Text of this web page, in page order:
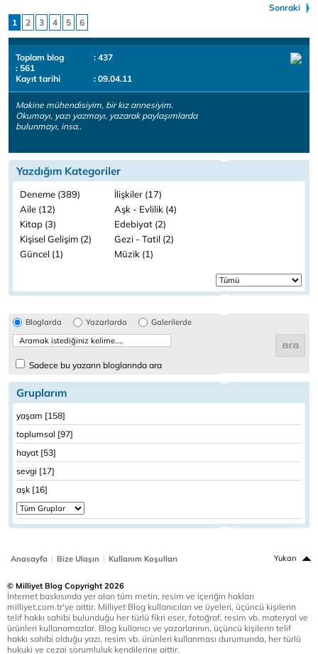
Sonraki
1
2 3 4 5 6
Toplam blog
: 437
: 561
Kayıt tarihi
: 09.04.11
Makine mühendisiyim, bir kız annesiyim.
Okumayı, yazı yazmayı, yazarak paylaşımlarda
bulunmayı, insa..
Yazdığım Kategoriler
Deneme (389)
İlişkiler (17)
Aile (12)
Aşk - Evlilik (4)
Kitap (3)
Edebiyat (2)
Kişisel Gelişim (2)
Gezi - Tatil (2)
Güncel (1)
Müzik (1)
Bloglarda Yazarlarda Galerilerde
Sadece bu yazarın bloglarında ara
Gruplarım
yaşam [158]
toplumsal [97]
hayat [53]
sevgi [17]
aşk [16]
Anasayfa | Bize Ulaşın | Kullanım Koşulları Yukarı
© Milliyet Blog Copyright 2026
İnternet baskısında yer alan tüm metin, resim ve içeriğin hakları
milliyet.com.tr'ye aittir. Milliyet Blog kullanıcıları ve üyeleri, üçüncü kişilerin
telif hakkı sahibi bulunduğu her türlü fikri eser, fotoğraf, resim vb. materyal ve
ürünleri kullanamazlar. Blog kullanıcı ve yazarlarının, üçüncü kişilerin telif
hakkı sahibi olduğu yazı, resim vb. ürünleri kullanması durumunda, her türlü
hukuki ve cezai sorumluluk kendilerine aittir.